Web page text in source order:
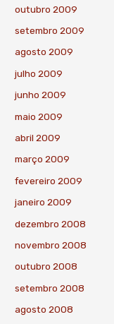
outubro 2009
setembro 2009
agosto 2009
julho 2009
junho 2009
maio 2009
abril 2009
março 2009
fevereiro 2009
janeiro 2009
dezembro 2008
novembro 2008
outubro 2008
setembro 2008
agosto 2008